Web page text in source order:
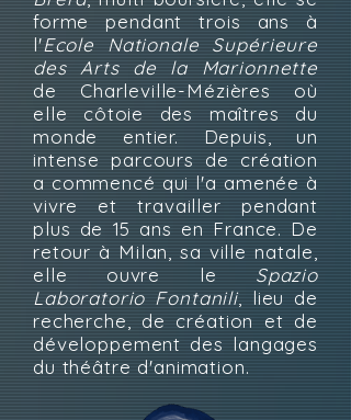
forme pendant trois ans à
l'Ecole Nationale Supérieure
des Arts de la Marionnette
de Charleville-Mézières où
elle côtoie des maîtres du
monde entier. Depuis, un
intense parcours de création
a commencé qui l'a amenée à
vivre et travailler pendant
plus de 15 ans en France. De
retour à Milan, sa ville natale,
elle ouvre le Spazio
Laboratorio Fontanili , lieu de
recherche, de création et de
développement des langages
du théâtre d'animation.